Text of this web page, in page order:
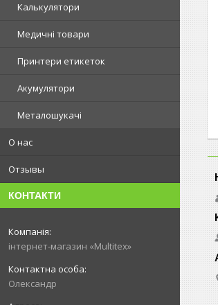
Калькулятори
Медичні товари
Принтери етикеток
Акумулятори
Металошукачі
О нас
Отзывы
КОНТАКТИ
інтернет-магазин «Multitex»
Олександр